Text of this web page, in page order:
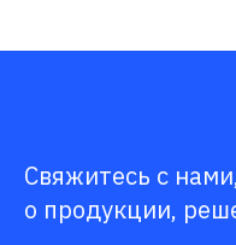
Свяжитесь с
о продукции,